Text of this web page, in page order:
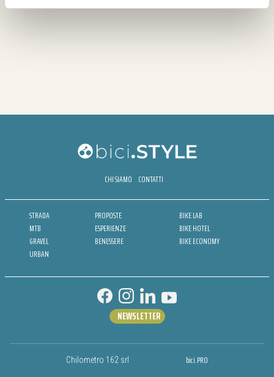
CHI SIAMO CONTATTI
STRADA
MTB
GRAVEL
URBAN
PROPOSTE
ESPERIENZE
BENESSERE
BIKE LAB
BIKE HOTEL
BIKE ECONOMY
Chilometro 162 srl bici.PRO
NEWSLETTER